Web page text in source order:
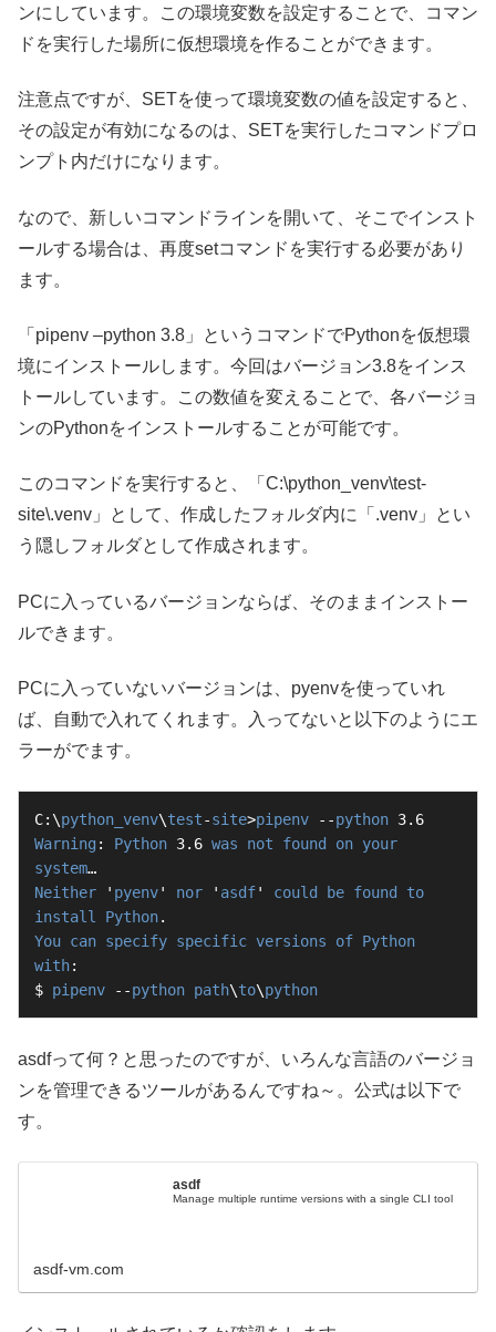
ンにしています。この環境変数を設定することで、コマン
ドを実行した場所に仮想環境を作ることができます。
注意点ですが、SETを使って環境変数の値を設定すると、
その設定が有効になるのは、SETを実行したコマンドプロ
ンプト内だけになります。
なので、新しいコマンドラインを開いて、そこでインスト
ールする場合は、再度setコマンドを実行する必要があり
ます。
「pipenv –python 3.8」というコマンドでPythonを仮想環
境にインストールします。今回はバージョン3.8をインス
トールしています。この数値を変えることで、各バージョ
ンのPythonをインストールすることが可能です。
このコマンドを実行すると、「C:\python_venv\test-
site\.venv」として、作成したフォルダ内に「.venv」とい
う隠しフォルダとして作成されます。
PCに入っているバージョンならば、そのままインストー
ルできます。
PCに入っていないバージョンは、pyenvを使っていれ
ば、自動で入れてくれます。入ってないと以下のようにエ
ラーがでます。
C:\python_venv\test-site>pipenv --python
Warning : Python 3.6 was not found on your
system
Neither ' pyenv' nor ' asdf' could be found
to
install
Python
You can specify specific versions of Python
with:
$ pipenv --python path\to\python
asdfって何？と思ったのですが、いろんな言語のバージョ
ンを管理できるツールがあるんですね～。公式は以下で
す。
asdf
Manage multiple runtime versions with a single CLI tool
asdf-vm.com